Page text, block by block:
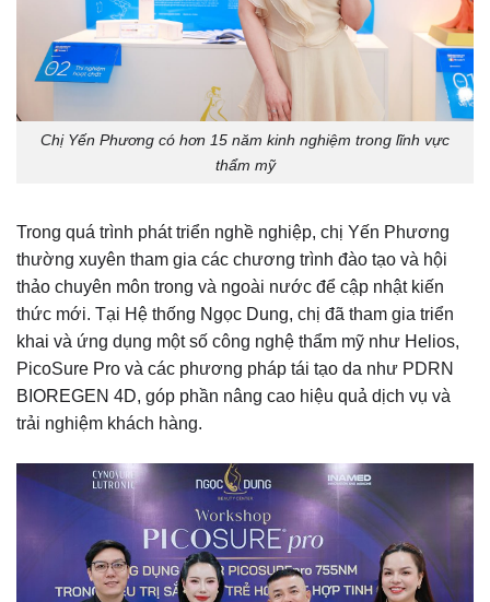
Chị Yến Phương có hơn 15 năm kinh nghiệm trong lĩnh vực
thẩm mỹ
Trong quá trình phát triển nghề nghiệp, chị Yến Phương
thường xuyên tham gia các chương trình đào tạo và hội
thảo chuyên môn trong và ngoài nước để cập nhật kiến
thức mới. Tại Hệ thống Ngọc Dung, chị đã tham gia triển
khai và ứng dụng một số công nghệ thẩm mỹ như Helios,
PicoSure Pro và các phương pháp tái tạo da như PDRN
BIOREGEN 4D, góp phần nâng cao hiệu quả dịch vụ và
trải nghiệm khách hàng.